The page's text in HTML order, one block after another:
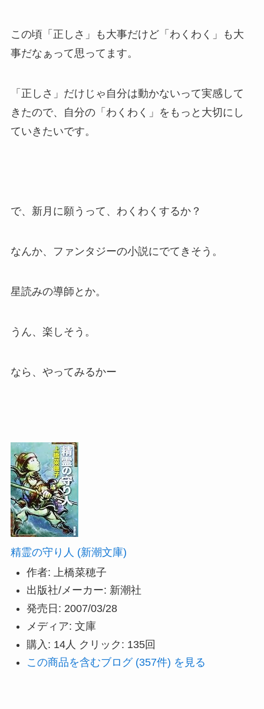
この頃「正しさ」も大事だけど「わくわく」も大
事だなぁって思ってます。
「正しさ」だけじゃ自分は動かないって実感して
きたので、自分の「わくわく」をもっと大切にし
ていきたいです。
で、新月に願うって、わくわくするか？
なんか、ファンタジーの小説にでてきそう。
星読みの導師とか。
うん、楽しそう。
なら、やってみるかー
精霊の守り人 (新潮文庫)
作者: 上橋菜穂子
出版社/メーカー: 新潮社
発売日: 2007/03/28
メディア: 文庫
購入 : 14人 クリック : 135回
この商品を含むブログ (357件) を見る